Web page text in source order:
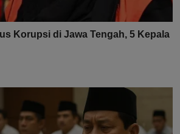
Korupsi di Jawa Tengah, 5 Kepala